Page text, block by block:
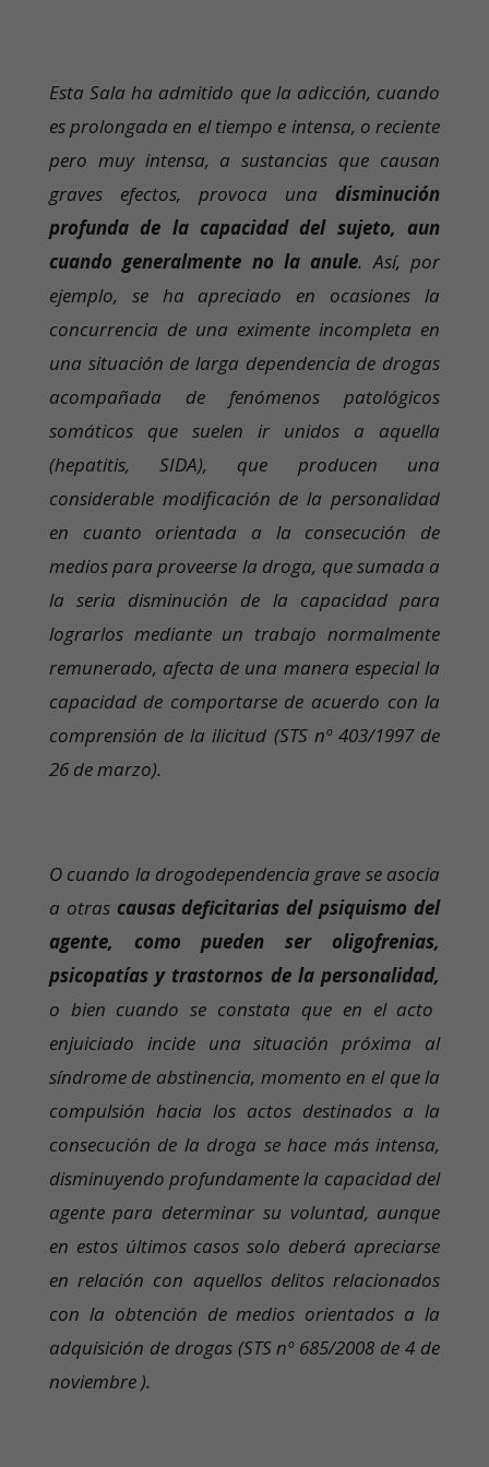
Esta Sala ha admitido que la adicción, cuando
es prolongada en el tiempo e intensa, o reciente
pero muy intensa, a sustancias que causan
graves efectos, provoca una disminución
profunda de la capacidad del sujeto, aun
cuando generalmente no la anule. Así, por
ejemplo, se ha apreciado en ocasiones la
concurrencia de una eximente incompleta en
una situación de larga dependencia de drogas
acompañada de fenómenos patológicos
somáticos que suelen ir unidos a aquella
(hepatitis, SIDA), que producen una
considerable modificación de la personalidad
en cuanto orientada a la consecución de
medios para proveerse la droga, que sumada a
la seria disminución de la capacidad para
lograrlos mediante un trabajo normalmente
remunerado, afecta de una manera especial la
capacidad de comportarse de acuerdo con la
comprensión de la ilicitud (STS nº 403/1997 de
26 de marzo).
O cuando la drogodependencia grave se asocia
a otras causas deficitarias del psiquismo del
agente, como pueden ser oligofrenias,
psicopatías y trastornos de la personalidad,
o bien cuando se constata que en el acto
enjuiciado incide una situación próxima al
síndrome de abstinencia, momento en el que la
compulsión hacia los actos destinados a la
consecución de la droga se hace más intensa,
disminuyendo profundamente la capacidad del
agente para determinar su voluntad, aunque
en estos últimos casos solo deberá apreciarse
en relación con aquellos delitos relacionados
con la obtención de medios orientados a la
adquisición de drogas (STS nº 685/2008 de 4 de
noviembre ).